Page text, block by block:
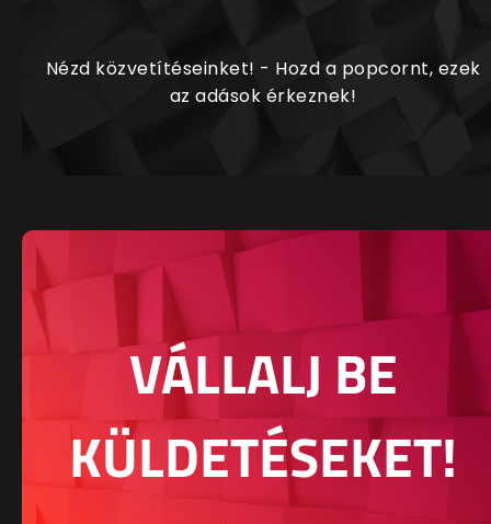
Nézd közvetítéseinket! - Hozd a popcornt, ezek
az adások érkeznek!
VÁLLALJ BE
KÜLDETÉSEKET!